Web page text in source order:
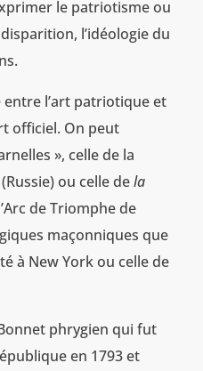
le patriotisme ou
l’idéologie du
l’art patriotique et
officiel. On peut
», celle de la
ou celle dela
de Triomphe de
maçonniques que
à New York ou celle de
phrygien qui fut
en 1793 et